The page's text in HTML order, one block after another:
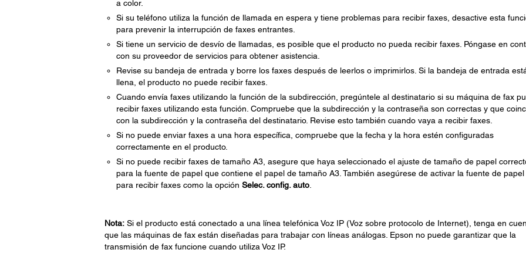
a color.
Si su teléfono utiliza la función de llamada en espera y tiene problemas para recibir faxes, desactive esta
para prevenir la interrupción de faxes entrantes.
Si tiene un servicio de desvío de llamadas, es posible que el producto no pueda recibir faxes. Póngase en
con su proveedor de servicios para obtener asistencia.
Revise su bandeja de entrada y borre los faxes después de leerlos o imprimirlos. Si la bandeja de entrada
llena, el producto no puede recibir faxes.
Cuando envía faxes utilizando la función de la subdirección, pregúntele al destinatario si su máquina de fax
recibir faxes utilizando esta función. Compruebe que la subdirección y la contraseña son correctas y que
con la subdirección y la contraseña del destinatario. Revise esto también cuando vaya a recibir faxes.
Si no puede enviar faxes a una hora específica, compruebe que la fecha y la hora estén configuradas
correctamente en el producto.
Si no puede recibir faxes de tamaño A3, asegure que haya seleccionado el ajuste de tamaño de papel
para la fuente de papel que contiene el papel de tamaño A3. También asegúrese de activar la fuente de papel
para recibir faxes como la opción Selec. config. auto.
Nota:Si el producto está conectado a una línea telefónica Voz IP (Voz sobre protocolo de Internet), tenga en
que las máquinas de fax están diseñadas para trabajar con líneas análogas. Epson no puede garantizar que la
transmisión de fax funcione cuando utiliza Voz IP.